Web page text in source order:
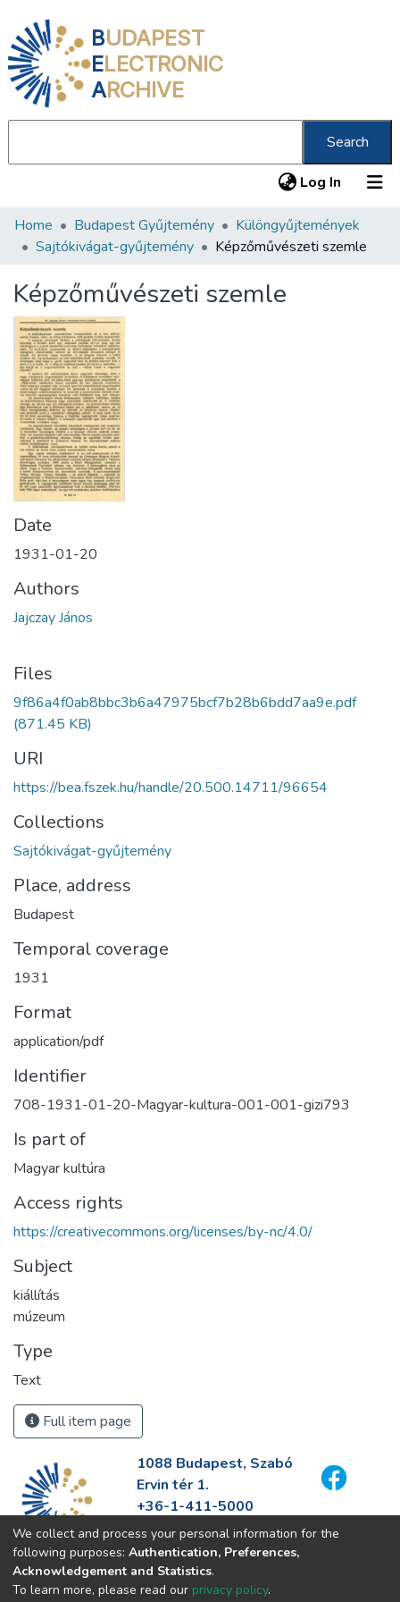
BUDAPEST
ELECTRONIC
ARCHIVE
Search
Log In (current)
Communities & Collections
Statistics
About us
Home Budapest Gyűjtemény
Különgyűjtemények
Sajtókivágat-gyűjtemény
Képzőművészeti szemle
Képzőművészeti szemle
Date
1931-01-20
Authors
Jajczay János
Files
9f86a4f0ab8bbc3b6a47975bcf7b28b6bdd7aa9e.pdf
(871.45 KB)
URI
https://bea.fszek.hu/handle/20.500.14711/96654
Collections
Sajtókivágat-gyűjtemény
Place, address
Budapest
Temporal coverage
1931
Format
application/pdf
Identifier
708-1931-01-20-Magyar-kultura-001-001-gizi793
Is part of
Magyar kultúra
Access rights
https://creativecommons.org/licenses/by-nc/4.0/
Subject
kiállítás
múzeum
Type
Text
Full item page
1088 Budapest, Szabó
Ervin tér 1.
+36-1-411-5000
info@fszek.hu
https://fszek.hu
We collect and process your personal information for the
following purposes: Authentication, Preferences,
Acknowledgement and Statistics.
To learn more, please read our privacy policy.